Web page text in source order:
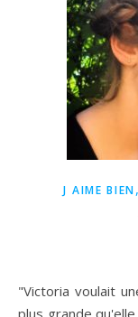
J AIME BIEN
"Victoria voulait une vie d'aventures, une vie folle, une vie
plus grande